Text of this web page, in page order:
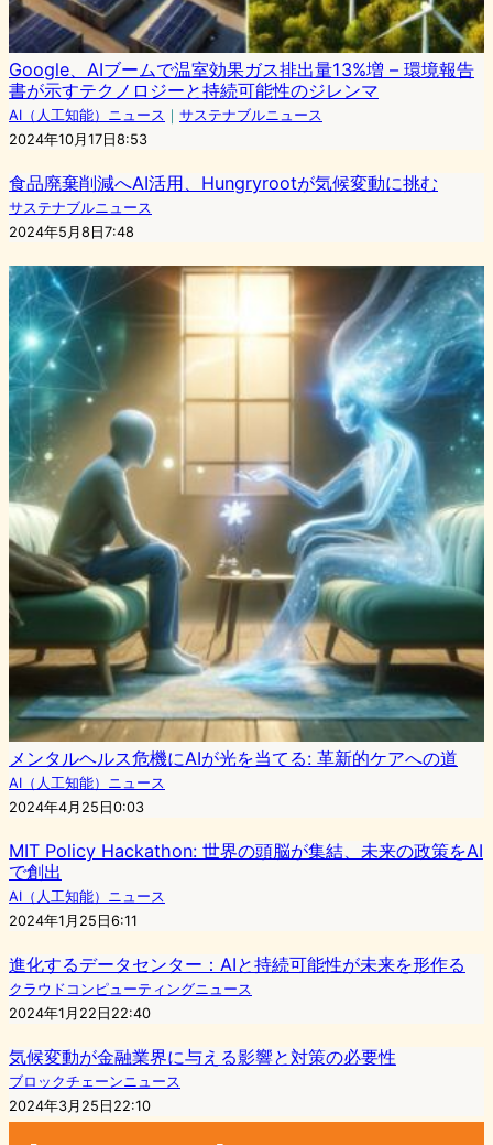
Google、AIブームで温室効果ガス排出量13%増 – 環境報告
書が示すテクノロジーと持続可能性のジレンマ
AI（人工知能）ニュース ｜ サステナブルニュース
2024年10月17日8:53
食品廃棄削減へAI活用、Hungryrootが気候変動に挑む
サステナブルニュース
2024年5月8日7:48
メンタルヘルス危機にAIが光を当てる: 革新的ケアへの道
AI（人工知能）ニュース
2024年4月25日0:03
MIT Policy Hackathon: 世界の頭脳が集結、未来の政策をAI
で創出
AI（人工知能）ニュース
2024年1月25日6:11
進化するデータセンター：AIと持続可能性が未来を形作る
クラウドコンピューティングニュース
2024年1月22日22:40
気候変動が金融業界に与える影響と対策の必要性
ブロックチェーンニュース
2024年3月25日22:10